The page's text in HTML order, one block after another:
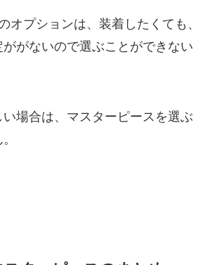
オプションは、装着したくても、
がないので選ぶことができない
場合は、マスターピースを選ぶ